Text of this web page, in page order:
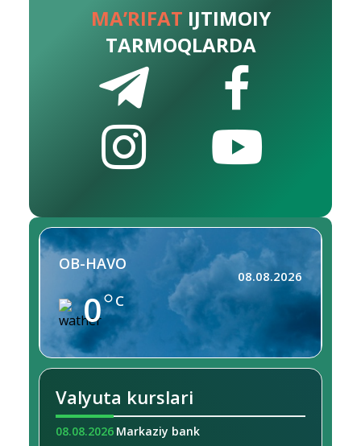
MA’RIFAT IJTIMOIY
TARMOQLARDA
OB-HAVO
0 C
08.08.2026
Valyuta kurslari
08.08.2026 Markaziy bank